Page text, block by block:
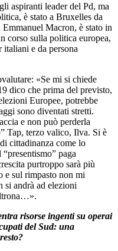
aspiranti leader del Pd, ma
è stato a Bruxelles da
Macron, è stato in
corso sulla politica europea,
e da persona
«Se mi si chiede
dico che prima del previsto,
Europee, potrebbe
sono diventati stretti.
e non può perderla
Tap, terzo valico, Ilva. Si è
cittadinanza come lo
paga
purtroppo sarà più
e sul rimpasto non mi
si andrà ad elezioni
risorse ingenti su operai
del Sud: una